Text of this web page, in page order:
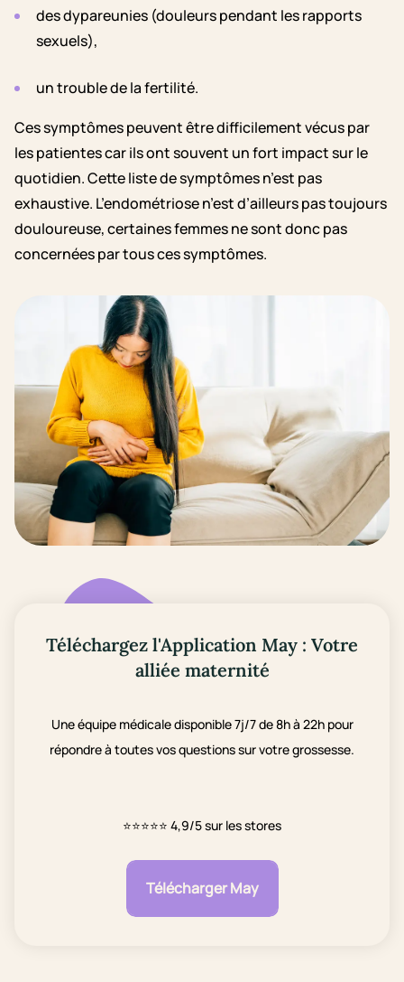
des dypareunies (douleurs pendant les rapports
sexuels),
un trouble de la fertilité.
Ces symptômes peuvent être difficilement vécus par
les patientes car ils ont souvent un fort impact sur le
quotidien. Cette liste de symptômes n’est pas
exhaustive. L’endométriose n’est d’ailleurs pas toujours
douloureuse, certaines femmes ne sont donc pas
concernées par tous ces symptômes.
Téléchargez l'Application May : Votre
alliée maternité
Une équipe médicale disponible 7j/7 de 8h à 22h pour
répondre à toutes vos questions sur votre grossesse.
⭐⭐⭐⭐⭐ 4,9/5 sur les stores
Télécharger May